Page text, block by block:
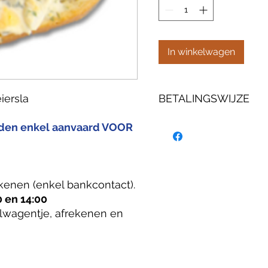
enkel aanvaard VOOR
(enkel bankcontact).
en 14:00
afrekenen en
In winkelwagen
BETALINGSWIJZE
bankcontact).